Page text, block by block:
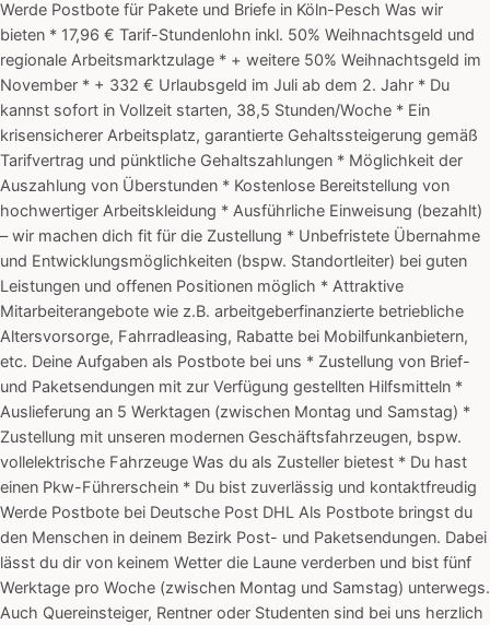
Werde Postbote für Pakete und Briefe in Köln-Pesch Was wir
bieten * 17,96 € Tarif-Stundenlohn inkl. 50% Weihnachtsgeld und
regionale Arbeitsmarktzulage * + weitere 50% Weihnachtsgeld im
November * + 332 € Urlaubsgeld im Juli ab dem 2. Jahr * Du
kannst sofort in Vollzeit starten, 38,5 Stunden/Woche * Ein
krisensicherer Arbeitsplatz, garantierte Gehaltssteigerung gemäß
Tarifvertrag und pünktliche Gehaltszahlungen * Möglichkeit der
Auszahlung von Überstunden * Kostenlose Bereitstellung von
hochwertiger Arbeitskleidung * Ausführliche Einweisung (bezahlt)
– wir machen dich fit für die Zustellung * Unbefristete Übernahme
und Entwicklungsmöglichkeiten (bspw. Standortleiter) bei guten
Leistungen und offenen Positionen möglich * Attraktive
Mitarbeiterangebote wie z.B. arbeitgeberfinanzierte betriebliche
Altersvorsorge, Fahrradleasing, Rabatte bei Mobilfunkanbietern,
etc. Deine Aufgaben als Postbote bei uns * Zustellung von Brief-
und Paketsendungen mit zur Verfügung gestellten Hilfsmitteln *
Auslieferung an 5 Werktagen (zwischen Montag und Samstag) *
Zustellung mit unseren modernen Geschäftsfahrzeugen, bspw.
vollelektrische Fahrzeuge Was du als Zusteller bietest * Du hast
einen Pkw-Führerschein * Du bist zuverlässig und kontaktfreudig
Werde Postbote bei Deutsche Post DHL Als Postbote bringst du
den Menschen in deinem Bezirk Post- und Paketsendungen. Dabei
lässt du dir von keinem Wetter die Laune verderben und bist fünf
Werktage pro Woche (zwischen Montag und Samstag) unterwegs.
Auch Quereinsteiger, Rentner oder Studenten sind bei uns herzlich